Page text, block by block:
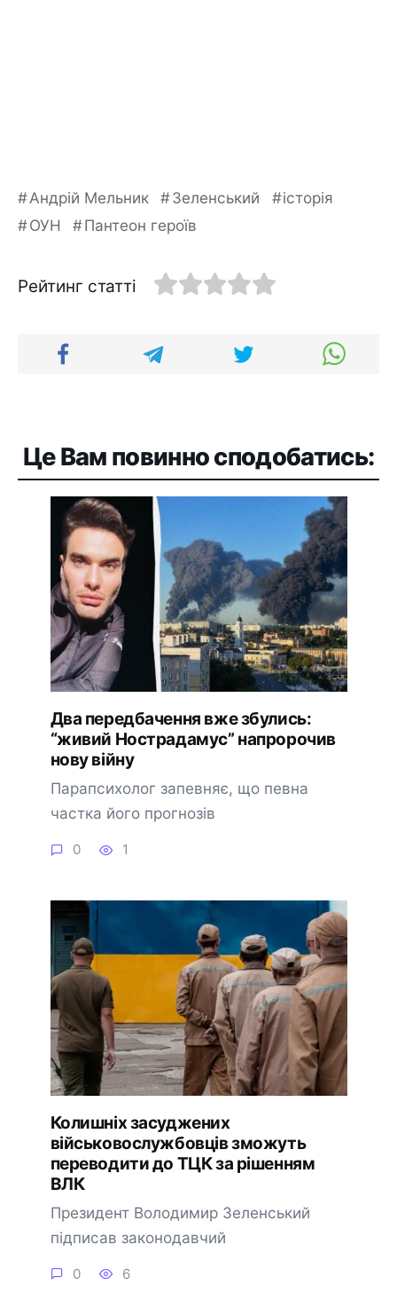
Андрій Мельник Зеленський
історія
ОУН
Пантеон героїв
Рейтинг статті
Це Вам повинно сподобатись:
Два передбачення вже збулись:
“живий Нострадамус” напророчив
нову війну
Парапсихолог запевняє, що певна
частка його прогнозів
0 1
Колишніх засуджених
військовослужбовців зможуть
переводити до ТЦК за рішенням
ВЛК
Президент Володимир Зеленський
підписав законодавчий
0 6